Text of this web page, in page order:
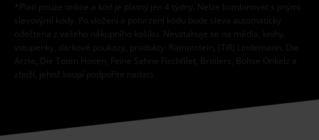
*Platí pouze online a kód je platný jen 4 týdny. Nelze kombinovat s jinými
slevovými kódy. Po vložení a potvrzení kódu bude sleva automaticky
odečtena z vašeho nákupního košíku. Nevztahuje se na média, knihy,
vstupenky, dárkové poukazy, produkty: Rammstein, (Till) Lindemann, Die
Ärzte, Die Toten Hosen, Feine Sahne Fischfilet, Broilers, Böhse Onkelz a
zboží, jehož koupí podpoříte nadaci.